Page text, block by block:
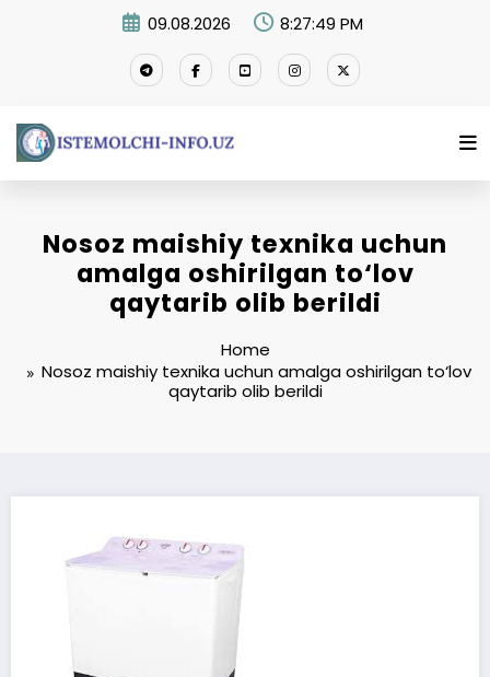
09.08.2026 8:27:50 PM
Nosoz maishiy texnika uchun
amalga oshirilgan to‘lov
qaytarib olib berildi
Home
Nosoz maishiy texnika uchun amalga oshirilgan to‘lov
qaytarib olib berildi